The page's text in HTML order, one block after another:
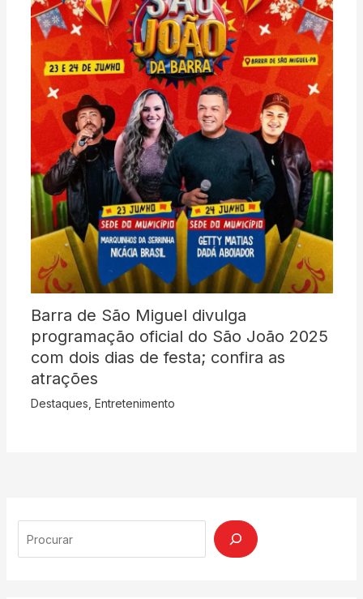
Barra de São Miguel divulga
programação oficial do São João 2025
com dois dias de festa; confira as
atrações
Destaques Entretenimento